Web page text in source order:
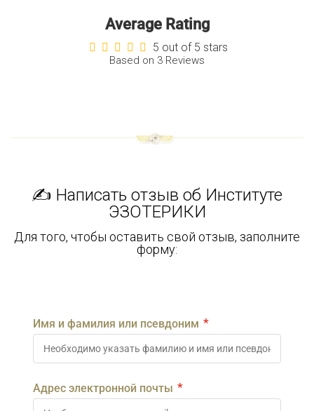
Average Rating
5 out of 5 stars
Based on 3 Reviews
✍ Написать отзыв об Институте
ЭЗОТЕРИКИ
Для того, чтобы оставить свой отзыв, заполните
форму:
Имя и фамилия или псевдоним *
Адрес электронной почты *